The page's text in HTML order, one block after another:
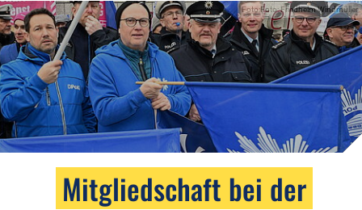
Foto:Foto: Friedhelm Windmüller
Mitgliedschaft bei der